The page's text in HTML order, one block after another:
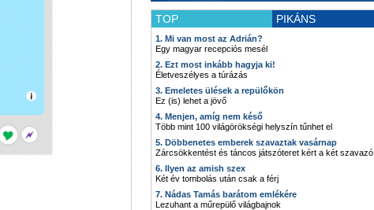
TOP PIKÁNS
1. Mi van most az Adrián?
Egy magyar recepciós mesél
2. Ezt most inkább hagyja ki!
Életveszélyes a túrázás
3. Emeletes ülések a repülőkön
Ez (is) lehet a jövő
4. Menjen, amíg nem késő
Több mint 100 világörökségi helyszín tűnhet el
5. Döbbenetes emberek szavaztak vasárnap
Zárcsökkentést és táncos játszóteret kért a két szavazó
6. Ilyen az amish szex
Két év tombolás után csak a férj
7. Nádas Tamás barátom emlékére
Lezuhant a műrepülő világbajnok